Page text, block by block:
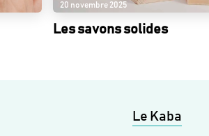
20 novembre 2025
Les savons solides
Le Kaba